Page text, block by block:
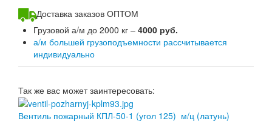
Доставка заказов ОПТОМ
Грузовой а/м до 2000 кг – 4000 руб.
а/м большей грузоподъемности рассчитывается
индивидуально
Так же вас может заинтересовать:
Вентиль пожарный КПЛ-50-1 (угол 125) м/ц (латунь)